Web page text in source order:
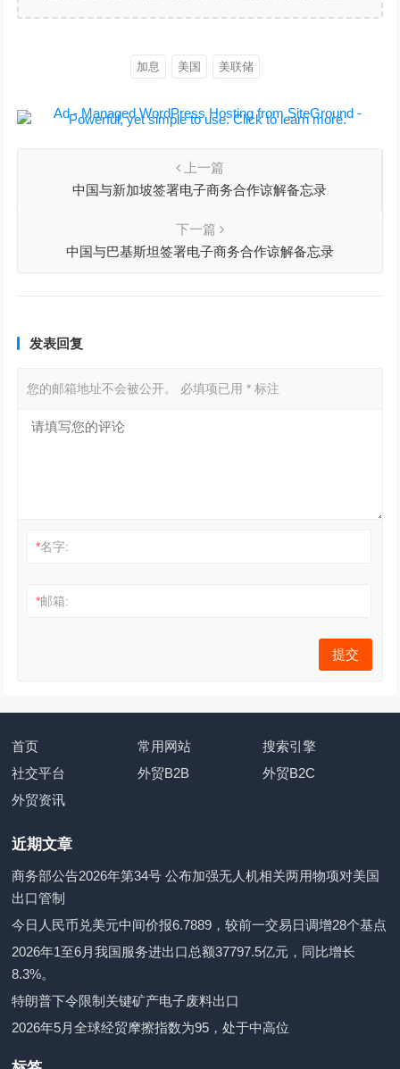
加息 美国 美联储
上一篇
中国与新加坡签署电子商务合作谅解备忘录
下一篇
中国与巴基斯坦签署电子商务合作谅解备忘录
发表回复
您的邮箱地址不会被公开。 必填项已用* 标注
*名字:
*邮箱:
首页 常用网站
搜索引擎
社交平台
外贸B2B
外贸B2C
外贸资讯
近期文章
商务部公告2026年第34号 公布加强无人机相关两用物项对美国
出口管制
今日人民币兑美元中间价报6.7889，较前一交易日调增28个基点
2026年1至6月我国服务进出口总额37797.5亿元，同比增长
8.3%。
特朗普下令限制关键矿产电子废料出口
2026年5月全球经贸摩擦指数为95，处于中高位